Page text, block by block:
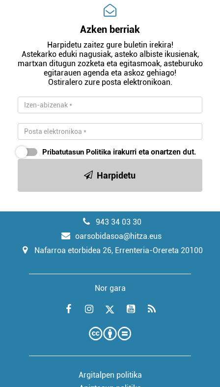
Azken berriak
Harpidetu zaitez gure buletin irekira!
Astekarko eduki nagusiak, asteko albiste ikusienak,
martxan ditugun zozketa eta egitasmoak, asteburuko
egitarauen agenda eta askoz gehiago!
Ostiralero zure posta elektronikoan.
Pribatutasun Politika irakurri eta onartzen dut.
Harpidetu
943 34 03 30
oarsobidasoa@hitza.eus
Nafarroa etorbidea 26, Errenteria-Orereta 20100
Nor gara
Argitalpen politika